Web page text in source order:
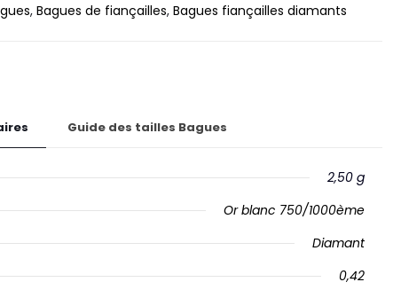
, Bagues de fiançailles, Bagues fiançailles diamants
Guide des tailles Bagues
2,50 g
Or blanc 750/1000ème
Diamant
0,42